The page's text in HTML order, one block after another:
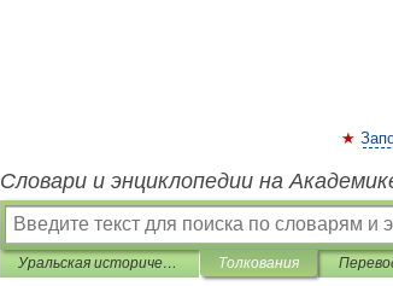
Словари и энциклопедии на
Уральская историческая энциклопедия Толкования